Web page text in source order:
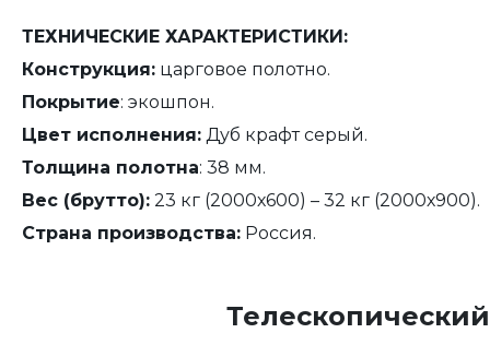
ТЕХНИЧЕСКИЕ ХАРАКТЕРИСТИКИ:
Конструкция: царговое полотно.
Покрытие: экошпон.
Цвет исполнения: Дуб крафт серый.
Толщина полотна: 38 мм.
Вес (брутто): 23 кг (2000х600) – 32 кг (2000х900).
Страна производства: Россия.